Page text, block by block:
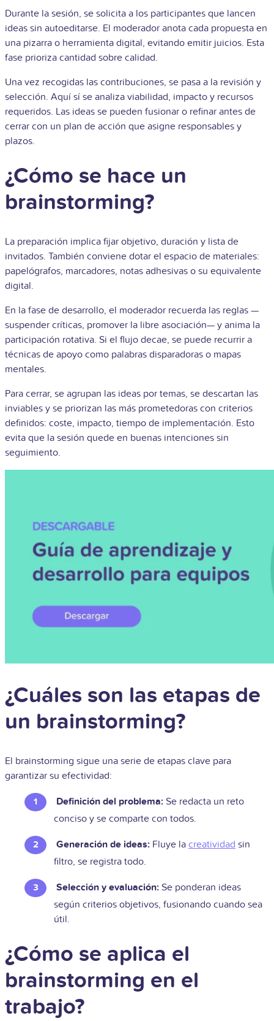
Durante la sesión, se solicita a los participantes que lancen
ideas sin autoeditarse. El moderador anota cada propuesta en
una pizarra o herramienta digital, evitando emitir juicios. Esta
fase prioriza cantidad sobre calidad.
Una vez recogidas las contribuciones, se pasa a la revisión y
selección. Aquí sí se analiza viabilidad, impacto y recursos
requeridos. Las ideas se pueden fusionar o refinar antes de
cerrar con un plan de acción que asigne responsables y
plazos.
¿Cómo se hace un
brainstorming?
La preparación implica fijar objetivo, duración y lista de
invitados. También conviene dotar el espacio de materiales:
papelógrafos, marcadores, notas adhesivas o su equivalente
digital.
En la fase de desarrollo, el moderador recuerda las reglas —
suspender críticas, promover la libre asociación— y anima la
participación rotativa. Si el flujo decae, se puede recurrir a
técnicas de apoyo como palabras disparadoras o mapas
mentales.
Para cerrar, se agrupan las ideas por temas, se descartan las
inviables y se priorizan las más prometedoras con criterios
definidos: coste, impacto, tiempo de implementación. Esto
evita que la sesión quede en buenas intenciones sin
seguimiento.
¿Cuáles son las etapas de
un brainstorming?
El brainstorming sigue una serie de etapas clave para
garantizar su efectividad:
Definición del problema: Se redacta un reto
conciso y se comparte con todos.
Generación de ideas: Fluye la creatividad sin
filtro, se registra todo.
Selección y evaluación: Se ponderan ideas
según criterios objetivos, fusionando cuando sea
útil.
¿Cómo se aplica el
brainstorming en el
trabajo?